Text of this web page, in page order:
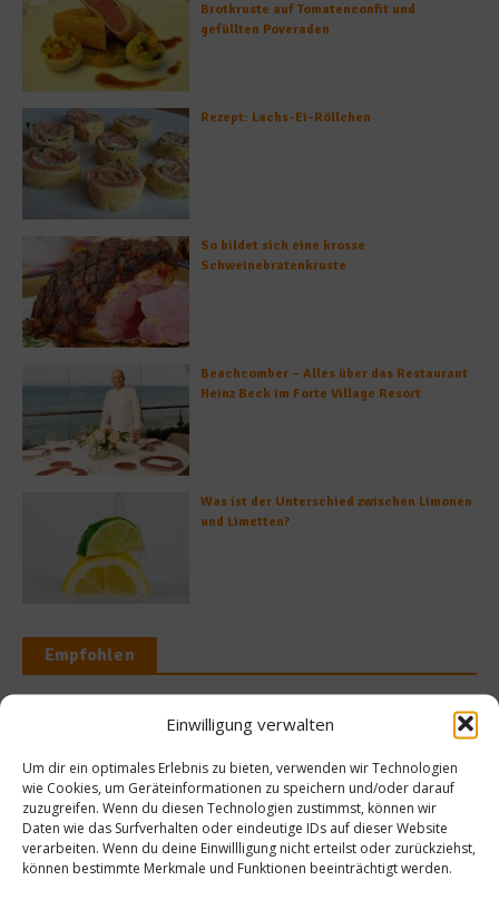
Einwilligung verwalten
Um dir ein optimales Erlebnis zu bieten, verwenden wir Technologien
wie Cookies, um Geräteinformationen zu speichern und/oder darauf
zuzugreifen. Wenn du diesen Technologien zustimmst, können wir
Daten wie das Surfverhalten oder eindeutige IDs auf dieser Website
verarbeiten. Wenn du deine Einwillligung nicht erteilst oder zurückziehst,
können bestimmte Merkmale und Funktionen beeinträchtigt werden.
Brotkruste auf Tomatenconfit und
gefüllten Poveraden
Rezept: Lachs-Ei-Röllchen
So bildet sich eine krosse
Schweinebratenkruste
Beachcomber – Alles über das Restaurant
Heinz Beck im Forte Village Resort
Was ist der Unterschied zwischen Limonen
und Limetten?
Empfohlen
mit
CSI Arlberg –
Highlight